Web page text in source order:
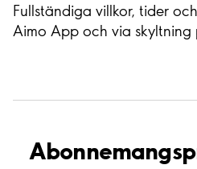
Fullständiga villkor, tider
Aimo App och via skyltning